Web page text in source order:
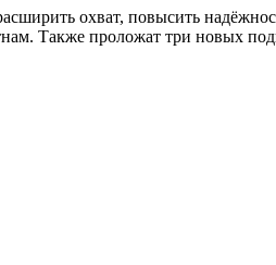
охват, повысить
Также проложат три новых